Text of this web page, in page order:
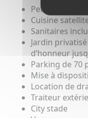
Petite salle
Cuisine
Sanitaires
Jardin
d’honneur
Parking de 70
Mise à
Location de
Traiteur
City stade